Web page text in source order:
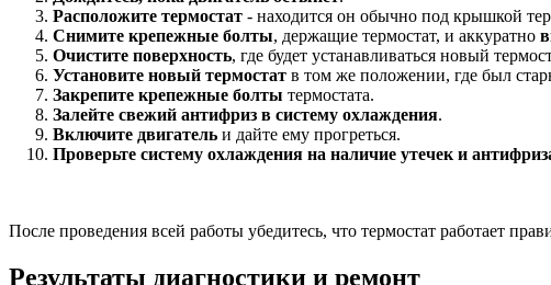
Расположите термостат - находится он обычно под крышкой
Снимите крепежные болты, держащие термостат, и аккуратно
Очистите поверхность, где будет устанавливаться новый
Установите новый термостат в том же положении, где был
Закрепите крепежные болты термостата.
Залейте свежий антифриз в систему охлаждения.
Включите двигатель и дайте ему прогреться.
Проверьте систему охлаждения на наличие утечек и
После проведения всей работы убедитесь, что термостат работает
Результаты диагностики и ремонт